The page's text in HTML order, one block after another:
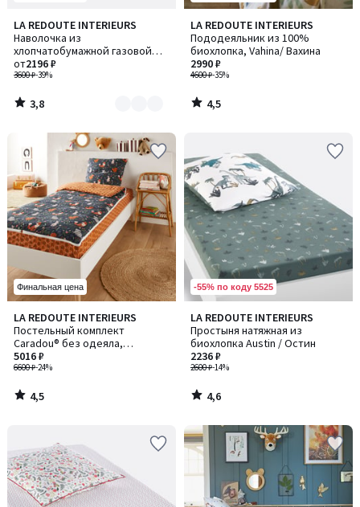
LA REDOUTE INTERIEURS
Наволочка из
хлопчатобумажной газовой
ткани с воланом, Kumla / Кумла
3600 ₽-39%
от2196 ₽
3,8
/ 5
Количество
цветов:
6
3,8
/
LA REDOUTE INTERIEURS
Пододеяльник из 100%
биохлопка, Vahina/ Вахина
4600 ₽-35%
2990 ₽
4,5
/ 5
4,5
/
Финальная цена
LA REDOUTE INTERIEURS
Постельный комплект
Caradou® без одеяла,
набивной мотив "В лесу" (Dans
les bois / Дан ле буа)
6600 ₽-24%
5016 ₽
4,5
/ 5
4,5
/
-55% по коду 5525
LA REDOUTE INTERIEURS
Простыня натяжная из
биохлопка Austin / Остин
2600 ₽-14%
2236 ₽
4,6
/ 5
4,6
/